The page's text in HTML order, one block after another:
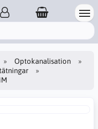
Optokanalisation